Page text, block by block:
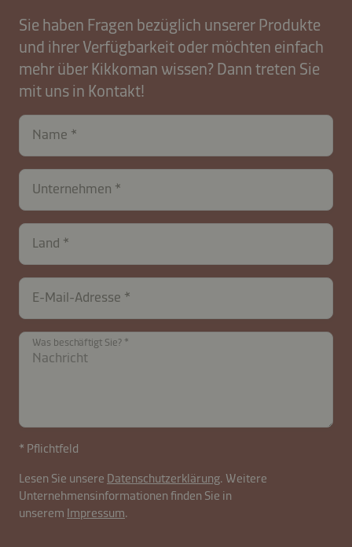
Sie haben Fragen bezüglich unserer Produkte
und ihrer Verfügbarkeit oder möchten einfach
mehr über Kikkoman wissen? Dann treten Sie
mit uns in Kontakt!
Name
contactAT-
B2B-
26574-
j3iDUV1LX9covGJu
Unternehmen
Land
E-Mail-Adresse
Was beschäftigt Sie?
* Pflichtfeld
Lesen Sie unsere Datenschutzerklärung. Weitere
Unternehmensinformationen finden Sie in
unserem Impressum.